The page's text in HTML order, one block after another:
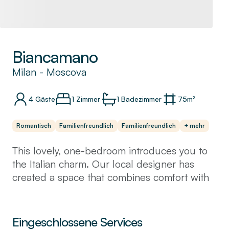
Biancamano
Milan - Moscova
4 Gäste 1 Zimmer 1 Badezimmer 75m²
Romantisch Familienfreundlich Familienfreundlich + mehr
This lovely, one-bedroom introduces you to
the Italian charm. Our local designer has
created a space that combines comfort with
Located in the Moscova neighbourhood you
Eingeschlossene Services